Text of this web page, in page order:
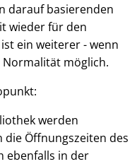
darauf basierenden
wieder für den
ein weiterer - wenn
möglich.
werden
Öffnungszeiten des
ebenfalls in der